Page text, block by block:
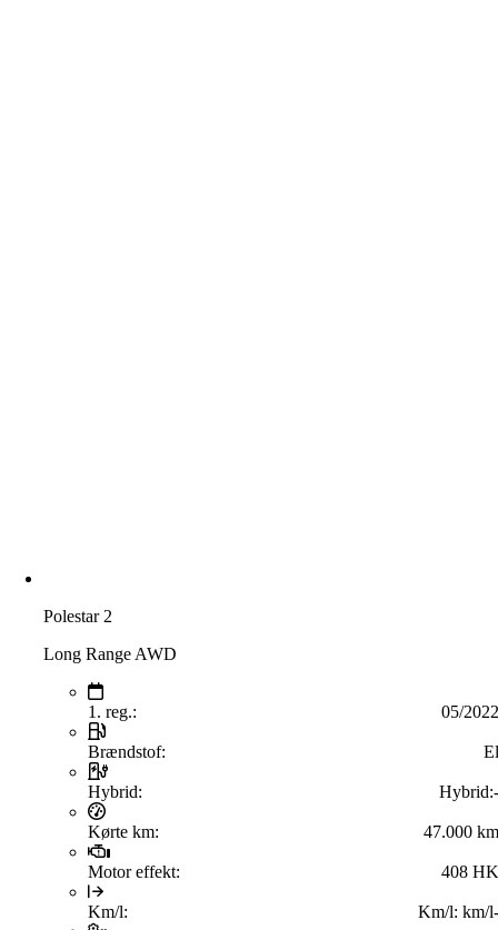
Polestar 2
Long Range AWD
1. reg.: 05/2022
Brændstof: El
Hybrid: Hybrid:-
Kørte km: 47.000 km
Motor effekt: 408 HK
Km/l: Km/l: -
km/l